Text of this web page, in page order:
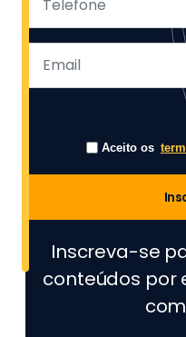
Aceito os
Inscreva-se
conteúdos por